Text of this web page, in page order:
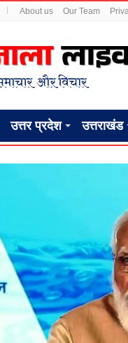
About us Our Team
उत्तर प्रदेश उत्तराखंड